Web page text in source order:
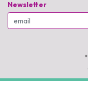
Newsletter